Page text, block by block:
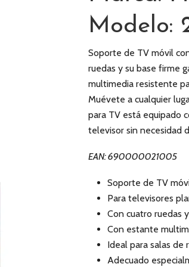
Modelo:
Soporte de TV móvil
ruedas y su base firme
multimedia resistente
Muévete a cualquier
para TV está equipado
televisor sin necesidad
EAN: 690000021005
Soporte de TV
Para televisores
Con cuatro ruedas
Con estante
Ideal para salas de
Adecuado